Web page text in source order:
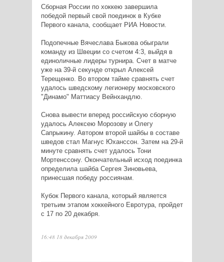
Сборная России по хоккею завершила
победой первый свой поединок в Кубке
Первого канала, сообщает РИА Новости.
Подопечные Вячеслава Быкова обыграли
команду из Швеции со счетом 4:3, выйдя в
единоличные лидеры турнира. Счет в матче
уже на 39-й секунде открыл Алексей
Терещенко. Во втором тайме сравнять счет
удалось шведскому легионеру московского
"Динамо" Маттиасу Вейнхандлю.
Снова вывести вперед российскую сборную
удалось Алексею Морозову и Олегу
Сапрыкину. Автором второй шайбы в составе
шведов стал Магнус Юханссон. Затем на 29-й
минуте сравнять счет удалось Тони
Мортенссону. Окончательный исход поединка
определила шайба Сергея Зиновьева,
принесшая победу россиянам.
Кубок Первого канала, который является
третьим этапом хоккейного Евротура, пройдет
с 17 по 20 декабря.
16:48 18 декабря 2009